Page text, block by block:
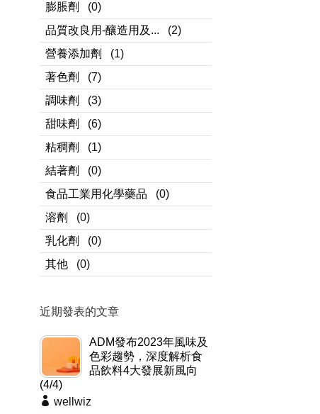
膨脹劑
(0)
品質改良用-釀造用及...
(2)
營養添加劑
(1)
著色劑
(7)
調味劑
(3)
甜味劑
(6)
粘稠劑
(1)
結著劑
(0)
食品工業用化學藥品
(0)
溶劑
(0)
乳化劑
(0)
其他
(0)
近期發表的文章
ADM發布2023年風味及
色彩趨勢，深度解析食
品飲料4大發展新風向
(4/4)
wellwiz